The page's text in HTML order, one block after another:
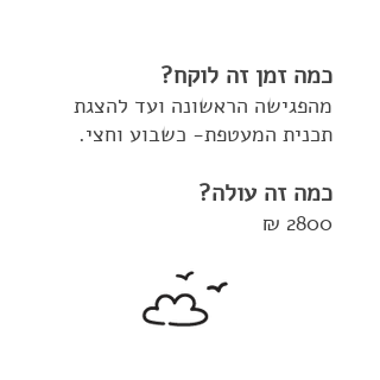
כמה זמן זה לוקח?
מהפגישה הראשונה ועד להצגת
תכנית המעטפת- כשבוע וחצי.
כמה זה עולה?
2800 ₪